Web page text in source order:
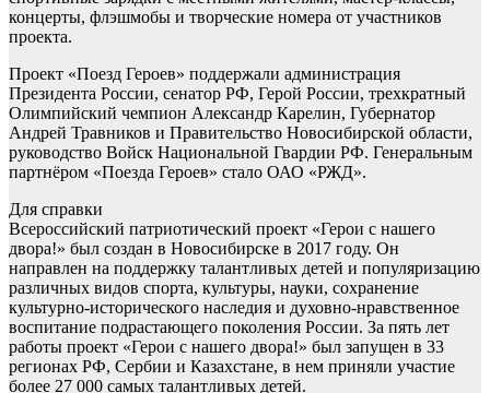
концерты, флэшмобы и творческие номера от участников
проекта.
Проект «Поезд Героев» поддержали администрация
Президента России, сенатор РФ, Герой России, трехкратный
Олимпийский чемпион Александр Карелин, Губернатор
Андрей Травников и Правительство Новосибирской области,
руководство Войск Национальной Гвардии РФ. Генеральным
партнёром «Поезда Героев» стало ОАО «РЖД».
Для справки
Всероссийский патриотический проект «Герои с нашего
двора!» был создан в Новосибирске в 2017 году. Он
направлен на поддержку талантливых детей и популяризацию
различных видов спорта, культуры, науки, сохранение
культурно-исторического наследия и духовно-нравственное
воспитание подрастающего поколения России. За пять лет
работы проект «Герои с нашего двора!» был запущен в 33
регионах РФ, Сербии и Казахстане, в нем приняли участие
более 27 000 самых талантливых детей.